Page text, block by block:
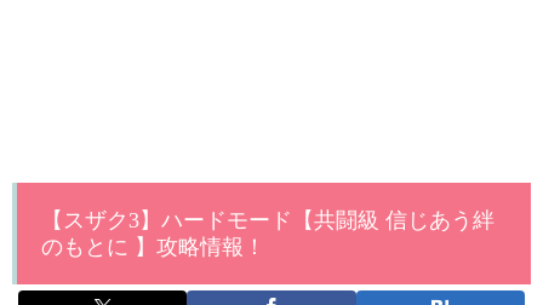
【スザク3】ハードモード【共闘級 信じあう絆
のもとに 】攻略情報！